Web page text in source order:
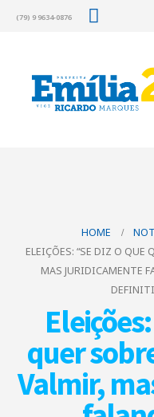
(79) 9 9634-0876
HOME
ELEIÇÕES: “SE DIZ O QUE
MAS JURIDICAMENTE
quer
Valmir,